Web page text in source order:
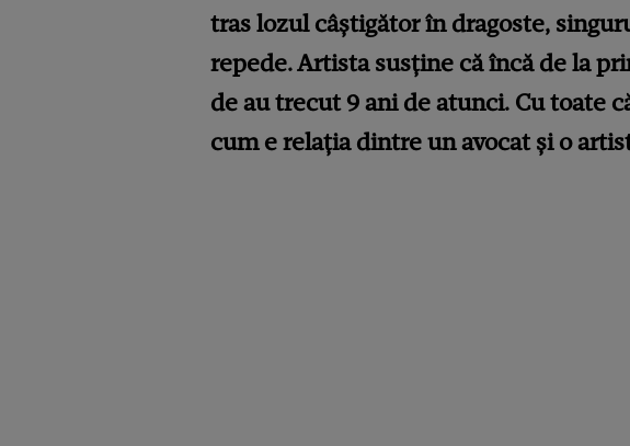
tras lozul câștigător în dragoste,
repede. Artista susține că încă de la
de au trecut 9 ani de atunci. Cu toate
cum e relația dintre un avocat și o